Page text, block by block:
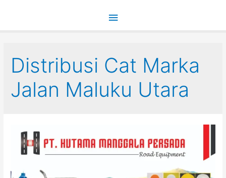
Main
Distribusi Cat Marka
Jalan Maluku Utara